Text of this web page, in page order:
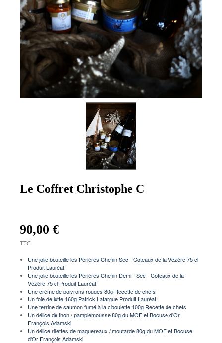
Le Coffret Christophe C
90,00 €
TTC
Une jolie bouteille les Périères Chenin Sec - Coteaux de la Vézère 75 cl
Produit Lauréat
Une jolie bouteille les Périères Chenin Demi - Sec - Coteaux de la
Vézère 75 cl Produit Lauréat
Une crème de poivrons rouges 80g Recette de chefs
Un foie de lotte 160g Patrick Lafargue Produit Lauréat
Une terrine de saumon fumé à la ciboulette 100g Recette de chefs
Un délice de thon / pamplemousse 80g du MOF et Bocuse d'Or
François Adamski
Un délice rillettes de maquereaux / moutarde 80g du MOF et Bocuse
d'Or François Adamski